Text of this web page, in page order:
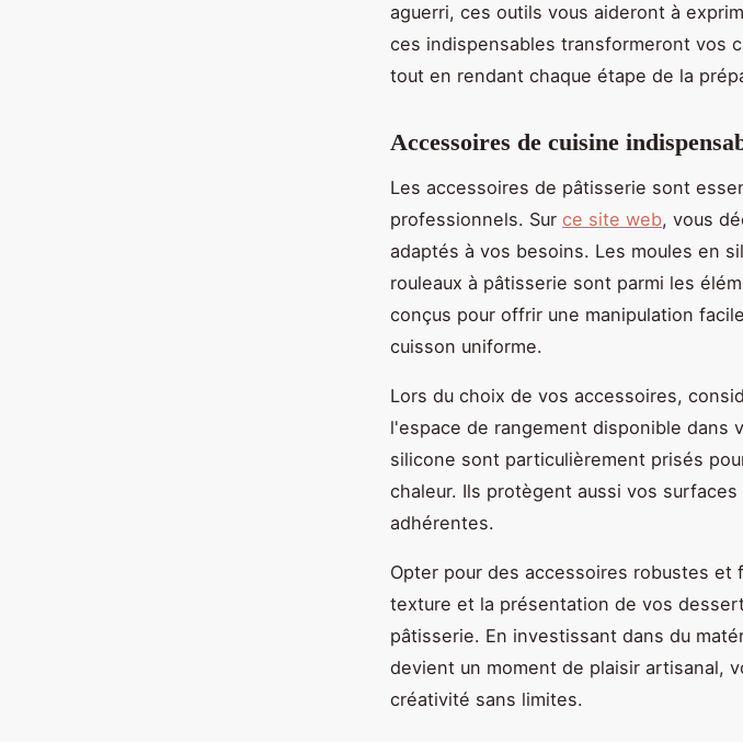
aguerri, ces outils vous aideront à
ces indispensables transformeront vos
tout en rendant chaque étape de la
Accessoires de cuisine
Les accessoires de pâtisserie sont
professionnels. Sur ce site web, vous
adaptés à vos besoins. Les moules en
rouleaux à pâtisserie sont parmi les
conçus pour offrir une manipulation
cuisson uniforme.
Lors du choix de vos accessoires,
l'espace de rangement disponible dans
silicone sont particulièrement prisés
chaleur. Ils protègent aussi vos
adhérentes.
Opter pour des accessoires robustes
texture et la présentation de vos
pâtisserie. En investissant dans du
devient un moment de plaisir artisanal,
créativité sans limites.